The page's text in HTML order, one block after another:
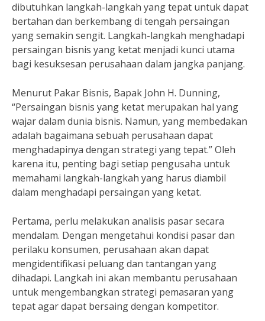
dibutuhkan langkah-langkah yang tepat untuk dapat
bertahan dan berkembang di tengah persaingan
yang semakin sengit. Langkah-langkah menghadapi
persaingan bisnis yang ketat menjadi kunci utama
bagi kesuksesan perusahaan dalam jangka panjang.
Menurut Pakar Bisnis, Bapak John H. Dunning,
“Persaingan bisnis yang ketat merupakan hal yang
wajar dalam dunia bisnis. Namun, yang membedakan
adalah bagaimana sebuah perusahaan dapat
menghadapinya dengan strategi yang tepat.” Oleh
karena itu, penting bagi setiap pengusaha untuk
memahami langkah-langkah yang harus diambil
dalam menghadapi persaingan yang ketat.
Pertama, perlu melakukan analisis pasar secara
mendalam. Dengan mengetahui kondisi pasar dan
perilaku konsumen, perusahaan akan dapat
mengidentifikasi peluang dan tantangan yang
dihadapi. Langkah ini akan membantu perusahaan
untuk mengembangkan strategi pemasaran yang
tepat agar dapat bersaing dengan kompetitor.